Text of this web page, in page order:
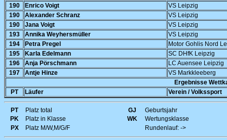
190
Enrico Voigt
VS Leipzig
190
Alexander Schranz
VS Leipzig
190
Jana Voigt
VS Leipzig
193
Annika Weyhersmüller
VS Leipzig
194
Petra Pregel
Motor Gohlis Nord
195
Karla Edelmann
SC DHfK Leipzig
196
Anja Pörschmann
LC Auensee Leipzig
197
Antje Hinze
VS Markkleeberg
Ergebnisse
PT
Läufer Verein / Volkssport
PT Platz total GJ
Geburtsjahr
PK
Platz in Klasse WK
Wertungsklasse
PX
Platz M/W,M/G/F Rundenlauf: ->